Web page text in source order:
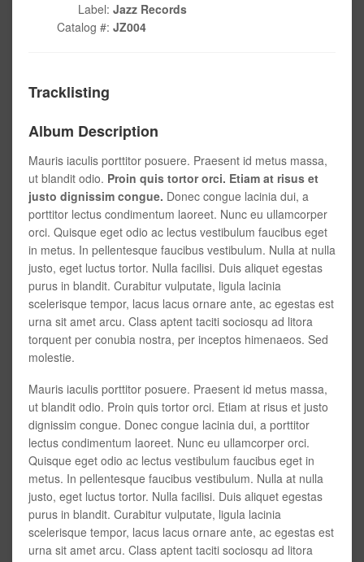
Label: Jazz Records
Catalog #: JZ004
Tracklisting
Album Description
Mauris iaculis porttitor posuere. Praesent id metus massa,
ut blandit odio. Proin quis tortor orci. Etiam at risus et
justo dignissim congue. Donec congue lacinia dui, a
porttitor lectus condimentum laoreet. Nunc eu ullamcorper
orci. Quisque eget odio ac lectus vestibulum faucibus eget
in metus. In pellentesque faucibus vestibulum. Nulla at nulla
justo, eget luctus tortor. Nulla facilisi. Duis aliquet egestas
purus in blandit. Curabitur vulputate, ligula lacinia
scelerisque tempor, lacus lacus ornare ante, ac egestas est
urna sit amet arcu. Class aptent taciti sociosqu ad litora
torquent per conubia nostra, per inceptos himenaeos. Sed
molestie.
Mauris iaculis porttitor posuere. Praesent id metus massa,
ut blandit odio. Proin quis tortor orci. Etiam at risus et justo
dignissim congue. Donec congue lacinia dui, a porttitor
lectus condimentum laoreet. Nunc eu ullamcorper orci.
Quisque eget odio ac lectus vestibulum faucibus eget in
metus. In pellentesque faucibus vestibulum. Nulla at nulla
justo, eget luctus tortor. Nulla facilisi. Duis aliquet egestas
purus in blandit. Curabitur vulputate, ligula lacinia
scelerisque tempor, lacus lacus ornare ante, ac egestas est
urna sit amet arcu. Class aptent taciti sociosqu ad litora